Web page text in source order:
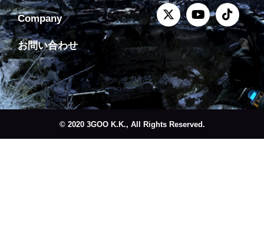
Company
お問い合わせ
© 2020 3GOO K.K., All Rights Reserved.